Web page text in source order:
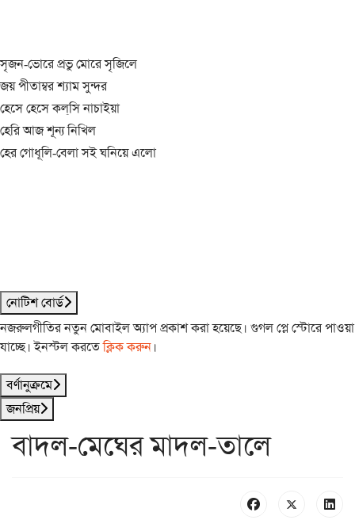
সৃজন-ভোরে প্রভু মোরে সৃজিলে
জয় পীতাম্বর শ্যাম সুন্দর
হেসে হেসে কল্‌সি নাচাইয়া
হেরি আজ শূন্য নিখিল
হের গোধূলি-বেলা সই ঘনিয়ে এলো
নোটিশ বোর্ড
নজরুলগীতির নতুন মোবাইল অ্যাপ প্রকাশ করা হয়েছে। গুগল প্লে স্টোরে পাওয়া
যাচ্ছে। ইনস্টল করতেক্লিক করুন।
বর্ণানুক্রমে
জনপ্রিয়
বাদল-মেঘের মাদল-তালে